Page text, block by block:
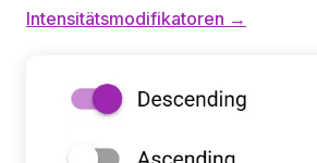
Intensitätsmodifikatoren →